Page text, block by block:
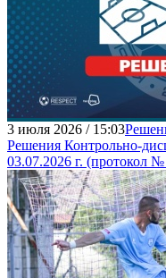
3 июля 2026 / 15:03
Решения Контрольно-
03.07.2026 г. (протокол